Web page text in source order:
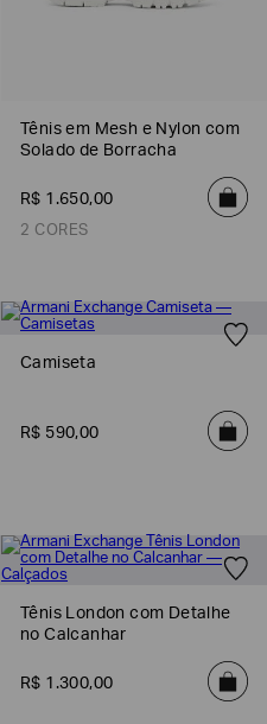
Tênis em Mesh e Nylon com
Solado de Borracha
R$ 1 .650,00
2 CORES
Camiseta
R$ 590,00
Tênis London com Detalhe
no Calcanhar
R$ 1 .300,00